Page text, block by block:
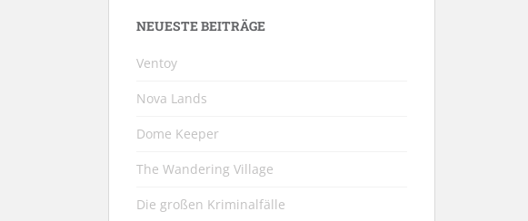
NEUESTE BEITRÄGE
Ventoy
Nova Lands
Dome Keeper
The Wandering Village
Die großen Kriminalfälle